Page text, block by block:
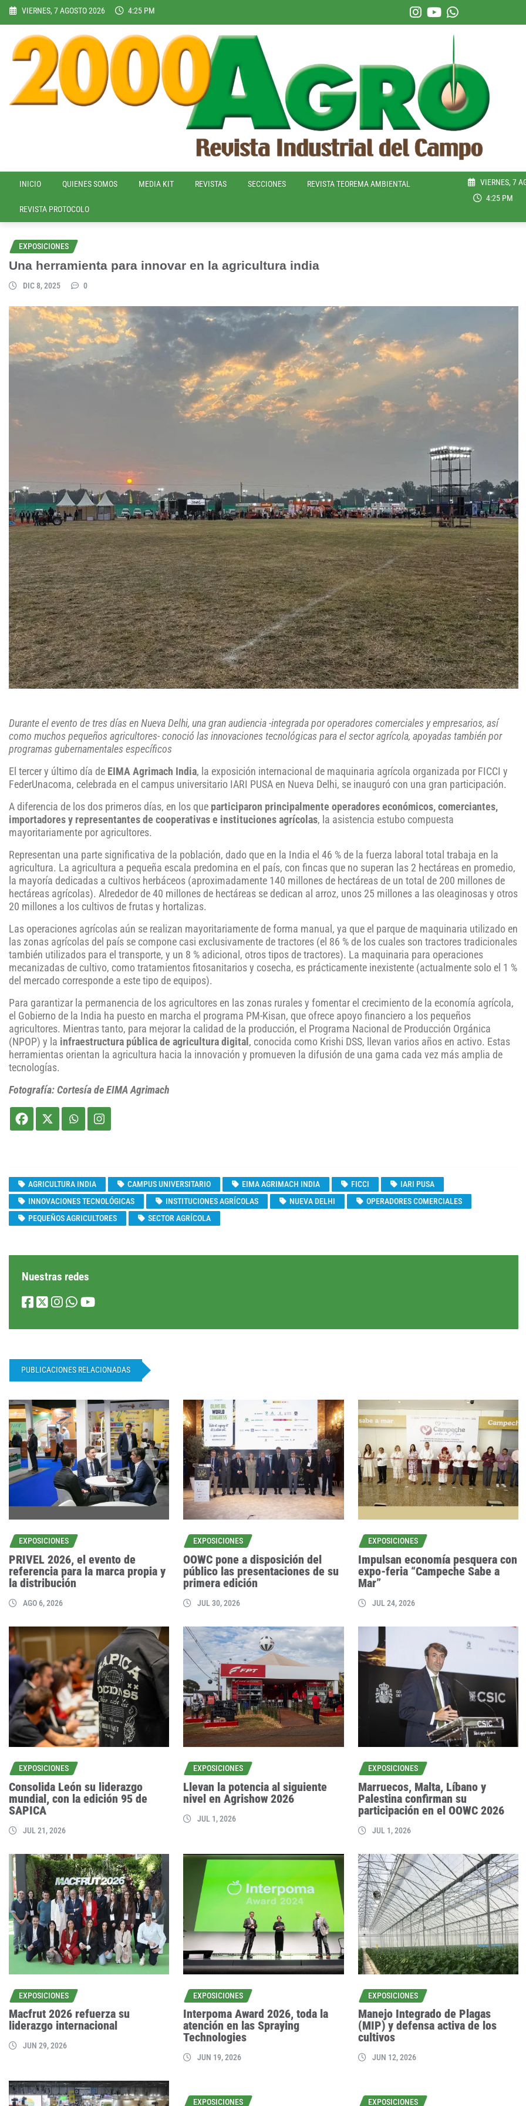
Skip
content
VIERNES, 7 AGOSTO 2026 4:25 PM
INICIO QUIENES SOMOS MEDIA KIT REVISTAS SECCIONES REVISTA TEOREMA AMBIENTAL
REVISTA PROTOCOLO
VIERNES, 7
4:25 PM
EXPOSICIONES
Una herramienta para innovar en la agricultura india
DIC 8, 2025 0
Durante el evento de tres días en Nueva Delhi, una gran audiencia -integrada por operadores comerciales y empresarios, así
como muchos pequeños agricultores- conoció las innovaciones tecnológicas para el sector agrícola, apoyadas también por
programas gubernamentales específicos
El tercer y último día de EIMA Agrimach India, la exposición internacional de maquinaria agrícola organizada por FICCI y
FederUnacoma, celebrada en el campus universitario IARI PUSA en Nueva Delhi, se inauguró con una gran participación.
A diferencia de los dos primeros días, en los que participaron principalmente operadores económicos, comerciantes,
importadores y representantes de cooperativas e instituciones agrícolas, la asistencia estubo compuesta
mayoritariamente por agricultores.
Representan una parte significativa de la población, dado que en la India el 46 % de la fuerza laboral total trabaja en la
agricultura. La agricultura a pequeña escala predomina en el país, con fincas que no superan las 2 hectáreas en promedio,
la mayoría dedicadas a cultivos herbáceos (aproximadamente 140 millones de hectáreas de un total de 200 millones de
hectáreas agrícolas). Alrededor de 40 millones de hectáreas se dedican al arroz, unos 25 millones a las oleaginosas y otros
20 millones a los cultivos de frutas y hortalizas.
Las operaciones agrícolas aún se realizan mayoritariamente de forma manual, ya que el parque de maquinaria utilizado en
las zonas agrícolas del país se compone casi exclusivamente de tractores (el 86 % de los cuales son tractores tradicionales
también utilizados para el transporte, y un 8 % adicional, otros tipos de tractores). La maquinaria para operaciones
mecanizadas de cultivo, como tratamientos fitosanitarios y cosecha, es prácticamente inexistente (actualmente solo el 1 %
del mercado corresponde a este tipo de equipos).
Para garantizar la permanencia de los agricultores en las zonas rurales y fomentar el crecimiento de la economía agrícola,
el Gobierno de la India ha puesto en marcha el programa PM-Kisan, que ofrece apoyo financiero a los pequeños
agricultores. Mientras tanto, para mejorar la calidad de la producción, el Programa Nacional de Producción Orgánica
(NPOP) y la infraestructura pública de agricultura digital , conocida como Krishi DSS, llevan varios años en activo. Estas
herramientas orientan la agricultura hacia la innovación y promueven la difusión de una gama cada vez más amplia de
tecnologías.
Fotografía: Cortesía de EIMA Agrimach
AGRICULTURA INDIA CAMPUS UNIVERSITARIO EIMA AGRIMACH INDIA FICCI
IARI PUSA
INNOVACIONES TECNOLÓGICAS
INSTITUCIONES AGRÍCOLAS NUEVA DELHI
OPERADORES COMERCIALES
PEQUEÑOS AGRICULTORES
SECTOR AGRÍCOLA
Nuestras redes
PUBLICACIONES RELACIONADAS
EXPOSICIONES
PRIVEL 2026, el evento de
referencia para la marca propia y
la distribución
AGO 6, 2026
EXPOSICIONES
OOWC pone a disposición del
público las presentaciones de su
primera edición
JUL 30, 2026
EXPOSICIONES
Impulsan economía pesquera con
expo-feria “Campeche Sabe a
Mar”
JUL 24, 2026
EXPOSICIONES
Consolida León su liderazgo
mundial, con la edición 95 de
SAPICA
JUL 21, 2026
EXPOSICIONES
Llevan la potencia al siguiente
nivel en Agrishow 2026
JUL 1, 2026
EXPOSICIONES
Marruecos, Malta, Líbano y
Palestina confirman su
participación en el OOWC 2026
JUL 1, 2026
EXPOSICIONES
Macfrut 2026 refuerza su
liderazgo internacional
JUN 29, 2026
EXPOSICIONES
Interpoma Award 2026, toda la
atención en las Spraying
Technologies
JUN 19, 2026
EXPOSICIONES
Manejo Integrado de Plagas
(MIP) y defensa activa de los
cultivos
JUN 12, 2026
EXPOSICIONES EXPOSICIONES